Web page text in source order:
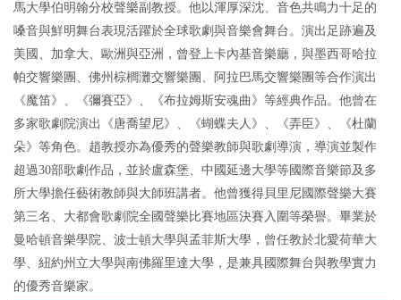
馬大學伯明翰分校聲樂副教授。他以渾厚深沈、音色共鳴力十足的
嗓音與鮮明舞台表現活躍於全球歌劇與音樂會舞台。演出足跡遍及
美國、加拿大、歐洲與亞洲，曾登上卡內基音樂廳，與墨西哥哈拉
帕交響樂團、佛州棕櫚灘交響樂團、阿拉巴馬交響樂團等合作演出
《魔笛》、《彌賽亞》、《布拉姆斯安魂曲》等經典作品。他曾在
多家歌劇院演出《唐喬望尼》、《蝴蝶夫人》、《弄臣》、《杜蘭
朵》等角色。趙教授亦為優秀的聲樂教師與歌劇導演，導演並製作
超過30部歌劇作品，並於盧森堡、中國延邊大學等國際音樂節及多
所大學擔任藝術教師與大師班講者。他曾獲得貝里尼國際聲樂大賽
第三名、大都會歌劇院全國聲樂比賽地區決賽入圍等榮譽。畢業於
曼哈頓音樂學院、波士頓大學與孟菲斯大學，曾任教於北愛荷華大
學、紐約州立大學與南佛羅里達大學，是兼具國際舞台與教學實力
的優秀音樂家。